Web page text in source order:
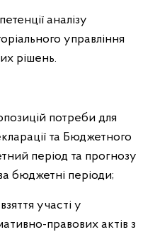
аналізу
управління
рішень.
потреби для
та Бюджетного
період та прогнозу
бюджетні періоди;
участі у
правових актів з